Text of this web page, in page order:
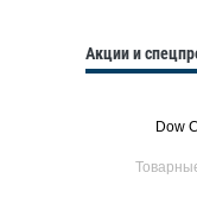
Акции и
Dow